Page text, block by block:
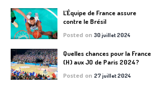
L’Équipe de France assure
contre le Brésil
Posted on30 juillet 2024
Quelles chances pour la France
(H) aux JO de Paris 2024?
Posted on27 juillet 2024